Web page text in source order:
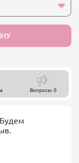
Вопросы: 0